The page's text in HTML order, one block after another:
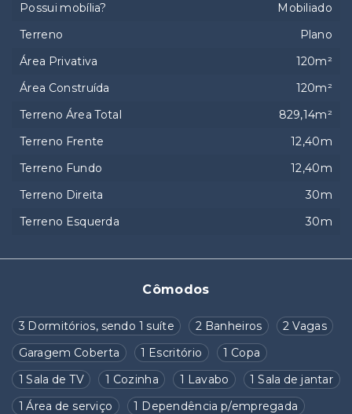
Cômodos
3 Dormitórios, sendo 1 suíte 2 Banheiros
2 Vagas
Garagem Coberta
1 Escritório
1 Copa
1 Sala de TV
1 Cozinha 1 Lavabo
1 Sala de jantar
1 Área de serviço
1 Dependência p/empregada
Possui mobília?
Mobiliado
Terreno
Plano
Área Privativa
120m²
Área Construída
120m²
Terreno Área Total
829,14m²
Terreno Frente
12,40m
Terreno Fundo
12,40m
Terreno Direita
30m
Terreno Esquerda
30m